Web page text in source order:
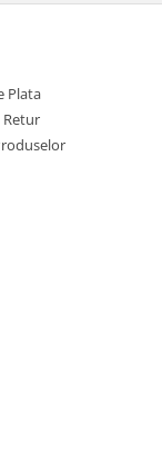
Plata
Retur